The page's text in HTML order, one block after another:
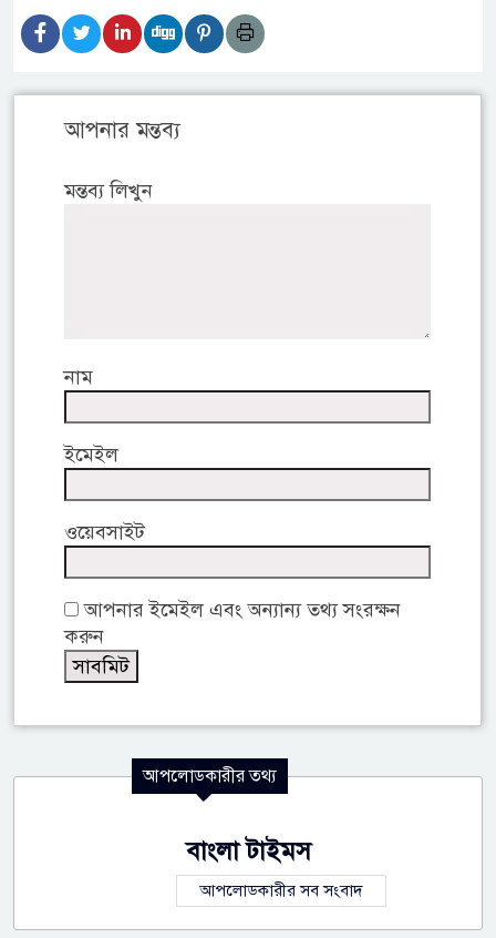
আপনার মন্তব্য
মন্তব্য লিখুন
নাম
ইমেইল
ওয়েবসাইট
আপনার ইমেইল এবং অন্যান্য তথ্য সংরক্ষন
করুন
আপলোডকারীর তথ্য
বাংলা টাইমস
আপলোডকারীর সব সংবাদ